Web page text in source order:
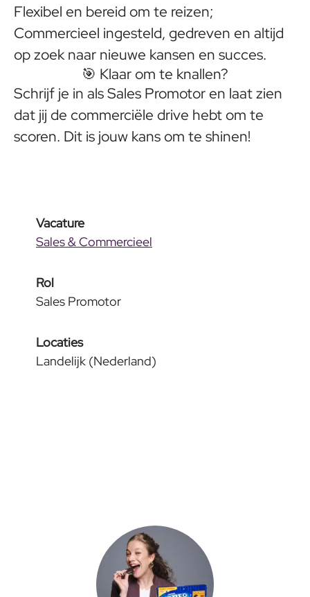
Flexibel en bereid om te reizen;
Commercieel ingesteld, gedreven en altijd
op zoek naar nieuwe kansen en succes.
🎯 Klaar om te knallen?
Schrijf je in als Sales Promotor en laat zien
dat jij de commerciële drive hebt om te
scoren. Dit is jouw kans om te shinen!
Vacature
Sales & Commercieel
Rol
Sales Promotor
Locaties
Landelijk (Nederland)